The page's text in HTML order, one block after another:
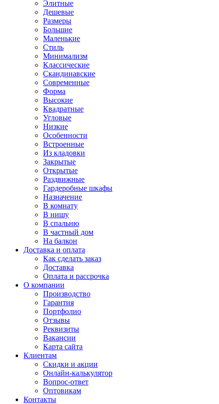
Элитные
Дешевые
Размеры
Большие
Маленькие
Стиль
Минимализм
Классические
Скандинавские
Современные
Форма
Высокие
Квадратные
Угловые
Низкие
Особенности
Встроенные
Из кладовки
Закрытые
Открытые
Раздвижные
Гардеробные шкафы
Назначение
В комнату
В нишу
В спальню
В частный дом
На балкон
Доставка и оплата
Как сделать заказ
Доставка
Оплата и рассрочка
О компании
Производство
Гарантия
Портфолио
Отзывы
Реквизиты
Вакансии
Карта сайта
Клиентам
Скидки и акции
Онлайн-калькулятор
Вопрос-ответ
Оптовикам
Контакты